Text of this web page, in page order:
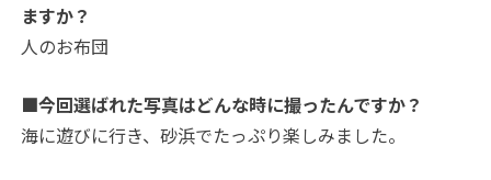
ますか？
人のお布団
■今回選ばれた写真はどんな時に撮ったんですか？
海に遊びに行き、砂浜でたっぷり楽しみました。